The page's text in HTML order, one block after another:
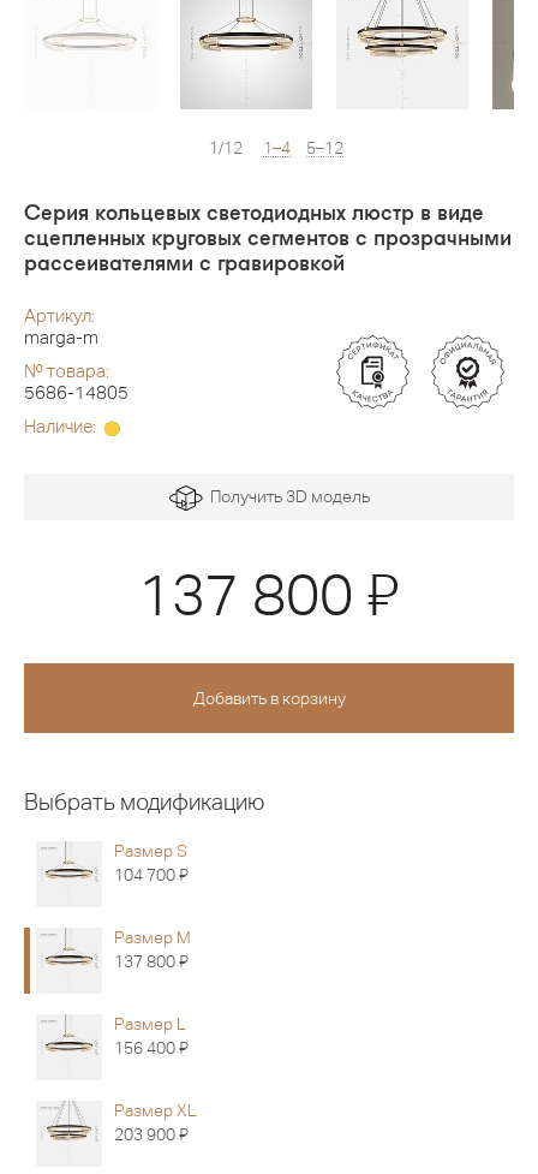
1/12 1–4 5–12
Серия кольцевых светодиодных люстр в виде
сцепленных круговых сегментов с прозрачными
рассеивателями с гравировкой
Артикул:
marga-m
№ товара:
5686-14805
Наличие:
Получить 3D модель
137 800 Я
Выбрать модификацию
Размер S
104 700Я
Размер M
137 800Я
Размер L
156 400Я
Размер XL
203 900Я